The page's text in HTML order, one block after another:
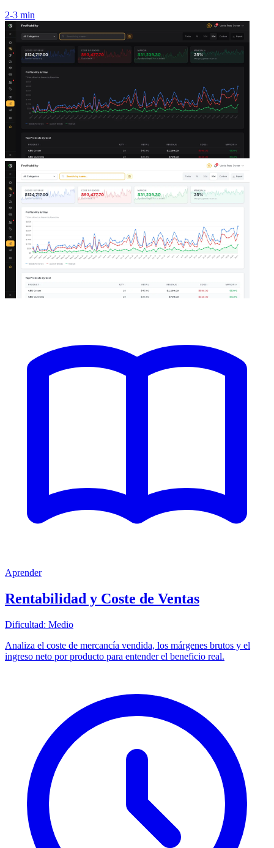
2-3 min
Aprender
Rentabilidad y Coste de Ventas
Dificultad: Medio
Analiza el coste de mercancía vendida, los márgenes brutos y el
ingreso neto por producto para entender el beneficio real.